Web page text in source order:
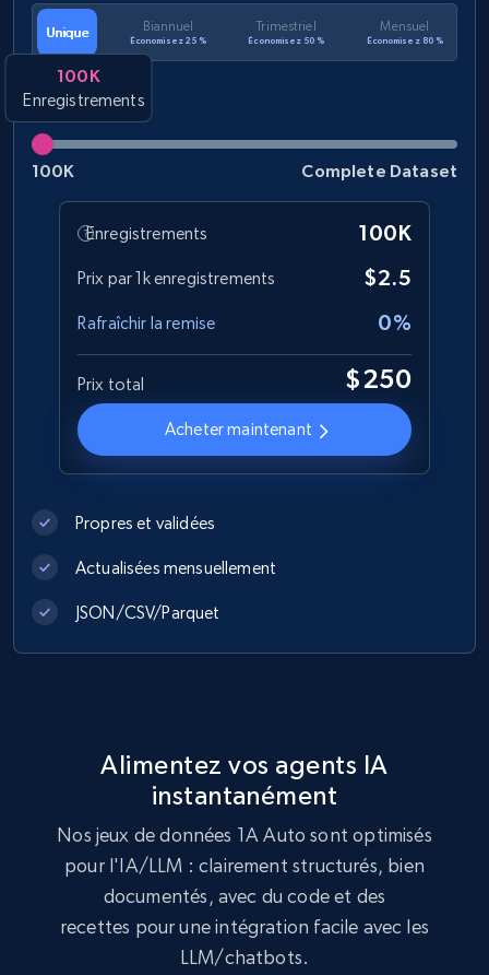
Best Buy products
URL, Product id, Title, Images, Final price,
Currency, Discount, Initial price, and more.
1.1K+ 149+ Buy Now
Lazada - Products
URL, Title, Rating, Reviews, Initial price, Final
price, Currency, Stock, and more.
eCommerce
991+ 162+ Buy Now
Unique Biannuel
Économisez 25 %
Trimestriel
Économisez 50 %
Mensuel
Économisez 80 %
100K
Enregistrements
100K Complete Dataset
Enregistrements 100K
Prix par 1k enregistrements $2.5
Rafraîchir la remise 0%
Prix total $250
Acheter maintenant
Propres et validées
Actualisées mensuellement
JSON/CSV/Parquet
Alimentez vos agents IA
instantanément
Nos jeux de données 1A Auto sont optimisés
pour l'IA/LLM : clairement structurés, bien
documentés, avec du code et des
recettes pour une intégration facile avec les
LLM/chatbots.